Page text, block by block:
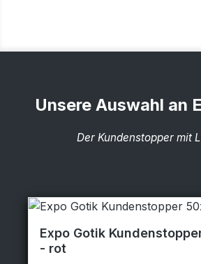
Unsere Auswahl an
Der Kundenstopper mit
Expo Gotik
- rot